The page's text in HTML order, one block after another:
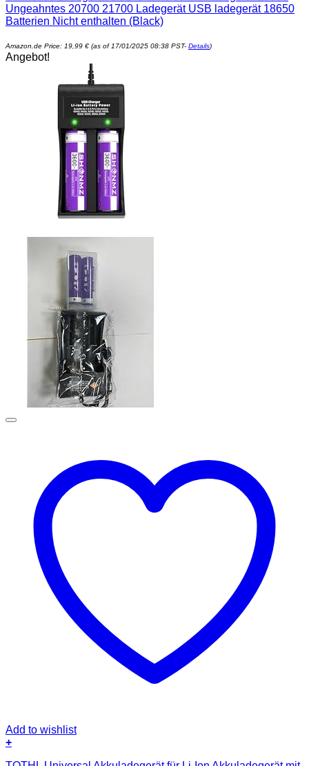
Ungeahntes 20700 21700 Ladegerät USB ladegerät 18650
Batterien Nicht enthalten (Black)
Amazon.de Price: 19,99 € (as of 17/01/2025 08:38 PST- Details)
Angebot!
Add to wishlist
+